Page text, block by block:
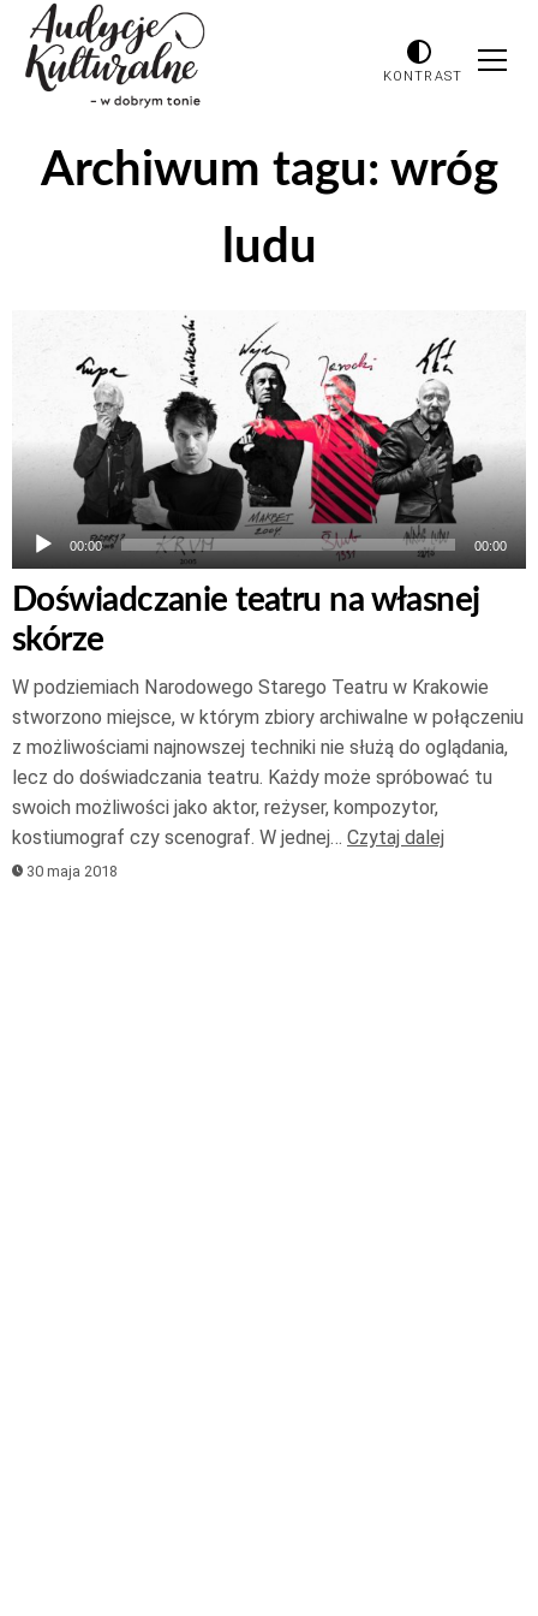
KONTRAST
Archiwum tagu: wróg
ludu
Odtwarzacz
dźwiękowych
00:00 00:00
Doświadczanie teatru na własnej
skórze
W podziemiach Narodowego Starego Teatru w Krakowie
stworzono miejsce, w którym zbiory archiwalne w połączeniu
z możliwościami najnowszej techniki nie służą do oglądania,
lecz do doświadczania teatru. Każdy może spróbować tu
swoich możliwości jako aktor, reżyser, kompozytor,
kostiumograf czy scenograf. W jednej… Czytaj dalej
30 maja 2018